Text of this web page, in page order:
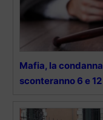
Mafia, la
sconteranno 6 e